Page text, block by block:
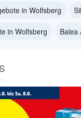
in Wolfsberg
in Wolfsberg Balea